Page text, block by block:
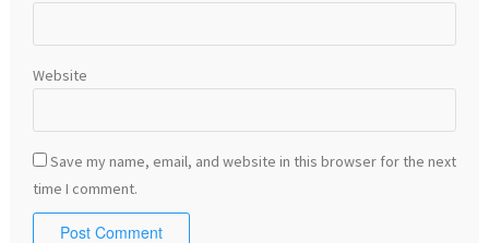
Website
Save my name, email, and website in this browser for the next
time I comment.